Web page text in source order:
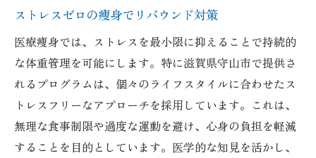
ストレスゼロの痩身でリバウンド対策
医療痩身では、ストレスを最小限に抑えることで持続的
な体重管理を可能にします。特に滋賀県守山市で提供さ
れるプログラムは、個々のライフスタイルに合わせたス
トレスフリーなアプローチを採用しています。これは、
無理な食事制限や過度な運動を避け、心身の負担を軽減
することを目的としています。医学的な知見を活かし、